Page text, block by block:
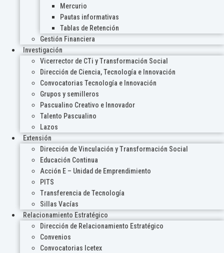
Mercurio
Pautas informativas
Tablas de Retención
Gestión Financiera
Investigación
Vicerrector de CTi y Transformación Social
Dirección de Ciencia, Tecnología e Innovación
Convocatorias Tecnología e Innovación
Grupos y semilleros
Pascualino Creativo e Innovador
Talento Pascualino
Lazos
Extensión
Dirección de Vinculación y Transformación Social
Educación Continua
Acción E – Unidad de Emprendimiento
PITS
Transferencia de Tecnología
Sillas Vacías
Relacionamiento Estratégico
Dirección de Relacionamiento Estratégico
Convenios
Convocatorias Icetex